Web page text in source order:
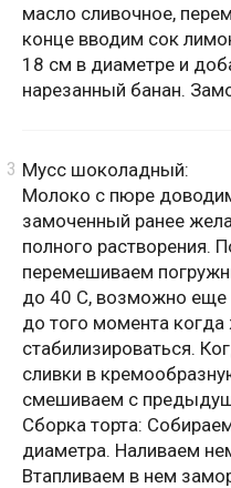
масло сливочное,
конце вводим сок
18 см в диаметре и
нарезанный банан.
Мусс шоколадный:
Молоко с пюре
замоченный ранее
полного растворения.
перемешиваем
до 40 С, возможно еще
до того момента когда
стабилизироваться.
сливки в
смешиваем с
Сборка торта:
диаметра. Наливаем
Втапливаем в нем